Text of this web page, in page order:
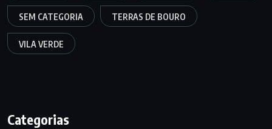
SEM CATEGORIA TERRAS DE BOURO
VILA VERDE
Categorias